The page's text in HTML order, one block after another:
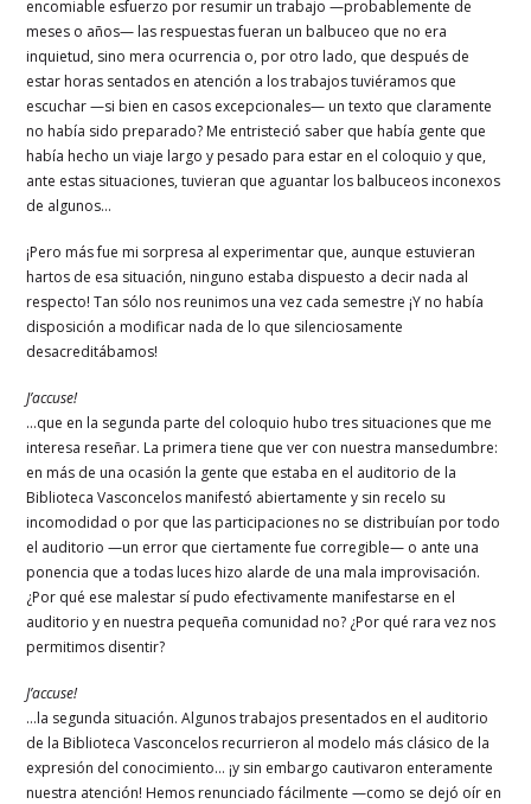
encomiable esfuerzo por resumir un trabajo —probablemente de
meses o años— las respuestas fueran un balbuceo que no era
inquietud, sino mera ocurrencia o, por otro lado, que después de
estar horas sentados en atención a los trabajos tuviéramos que
escuchar —si bien en casos excepcionales— un texto que claramente
no había sido preparado? Me entristeció saber que había gente que
había hecho un viaje largo y pesado para estar en el coloquio y que,
ante estas situaciones, tuvieran que aguantar los balbuceos inconexos
de algunos…
¡Pero más fue mi sorpresa al experimentar que, aunque estuvieran
hartos de esa situación, ninguno estaba dispuesto a decir nada al
respecto! Tan sólo nos reunimos una vez cada semestre ¡Y no había
disposición a modificar nada de lo que silenciosamente
desacreditábamos!
J’accuse!
…que en la segunda parte del coloquio hubo tres situaciones que me
interesa reseñar. La primera tiene que ver con nuestra mansedumbre:
en más de una ocasión la gente que estaba en el auditorio de la
Biblioteca Vasconcelos manifestó abiertamente y sin recelo su
incomodidad o por que las participaciones no se distribuían por todo
el auditorio —un error que ciertamente fue corregible— o ante una
ponencia que a todas luces hizo alarde de una mala improvisación.
¿Por qué ese malestar sí pudo efectivamente manifestarse en el
auditorio y en nuestra pequeña comunidad no? ¿Por qué rara vez nos
permitimos disentir?
J’accuse!
…la segunda situación. Algunos trabajos presentados en el auditorio
de la Biblioteca Vasconcelos recurrieron al modelo más clásico de la
expresión del conocimiento… ¡y sin embargo cautivaron enteramente
nuestra atención! Hemos renunciado fácilmente —como se dejó oír en